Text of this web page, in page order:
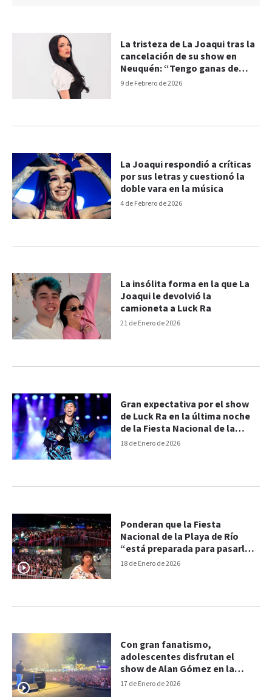
9 de Febrero de 2026
La tristeza de La Joaqui tras la
cancelación de su show en
Neuquén: “Tengo ganas de
llorar”
4 de Febrero de 2026
La Joaqui respondió a críticas
por sus letras y cuestionó la
doble vara en la música
21 de Enero de 2026
La insólita forma en la que La
Joaqui le devolvió la
camioneta a Luck Ra
18 de Enero de 2026
Gran expectativa por el show
de Luck Ra en la última noche
de la Fiesta Nacional de la
Playa de Río
18 de Enero de 2026
Ponderan que la Fiesta
Nacional de la Playa de Río
“está preparada para pasarla
bien”
17 de Enero de 2026
Con gran fanatismo,
adolescentes disfrutan el
show de Alan Gómez en la
Fiesta de la Playa de Río